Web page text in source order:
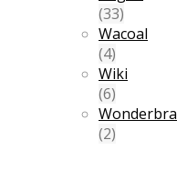
(33)
Wacoal
(4)
Wiki
(6)
Wonderbra
(2)